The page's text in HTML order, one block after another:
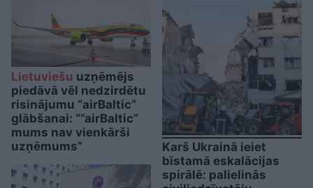
Lietuviešu uzņēmējs
piedāvā vēl nedzirdētu
risinājumu “airBaltic”
glābšanai: “”airBaltic”
mums nav vienkārši
uzņēmums”
Karš Ukrainā ieiet
bīstamā eskalācijas
spirālē: palielinās